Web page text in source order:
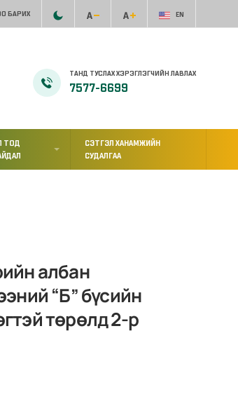
БАРИХ EN
ТАНД ТУСЛАХ ХЭРЭГЛЭГЧИЙН ЛАВЛАХ
7577-6699
ТОД
СЭТГЭЛ ХАНАМЖИЙН
СУДАЛГАА
албан
“Б” бүсийн
төрөлд 2-р